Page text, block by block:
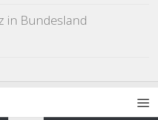
in Bundesland